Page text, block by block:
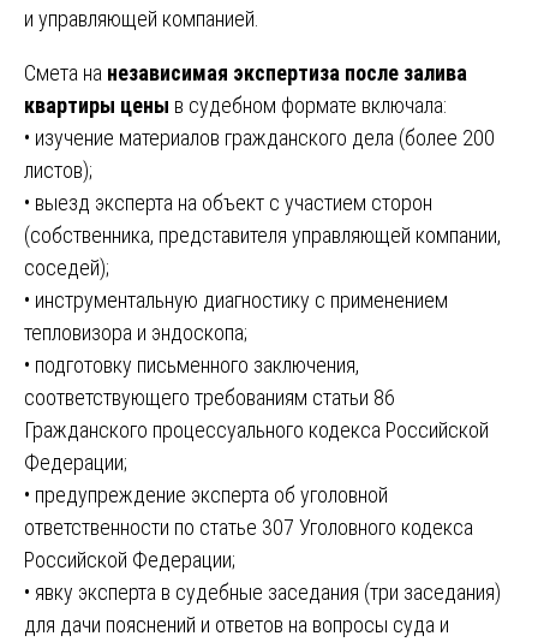
и управляющей компанией.
Смета на независимая экспертиза после залива
квартиры цены в судебном формате включала:
• изучение материалов гражданского дела (более 200
листов);
• выезд эксперта на объект с участием сторон
(собственника, представителя управляющей компании,
соседей);
• инструментальную диагностику с применением
тепловизора и эндоскопа;
• подготовку письменного заключения,
соответствующего требованиям статьи 86
Гражданского процессуального кодекса Российской
Федерации;
• предупреждение эксперта об уголовной
ответственности по статье 307 Уголовного кодекса
Российской Федерации;
• явку эксперта в судебные заседания (три заседания)
для дачи пояснений и ответов на вопросы суда и